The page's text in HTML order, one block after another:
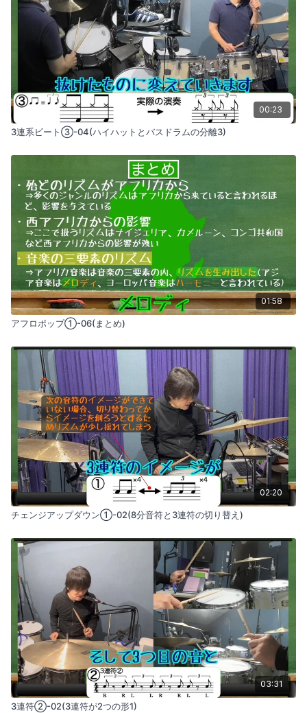
00:23
3連系ビート③-04(ハイハットとバスドラムの分離3)
01:58
アフロポップ①-06(まとめ)
02:20
チェンジアップダウン①-02(8分音符と3連符の切り替え)
03:31
3連符②-02(3連符が2つの形1)